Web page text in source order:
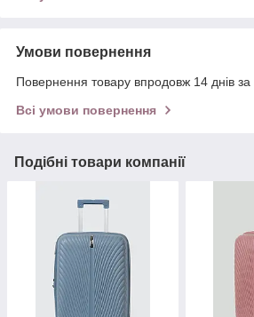
Умови повернення
Повернення товару впродовж 14 днів за
Всі умови повернення
Подібні товари компанії